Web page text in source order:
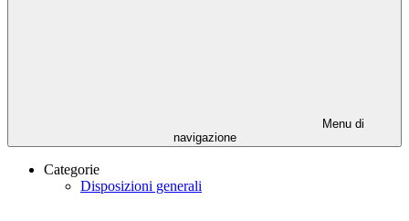
Menu di
navigazione
Categorie
Disposizioni generali